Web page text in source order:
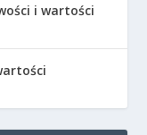
i wartości